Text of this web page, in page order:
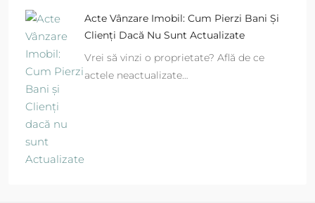
Acte Vânzare Imobil: Cum Pierzi Bani Și
Clienți Dacă Nu Sunt Actualizate
Vrei să vinzi o proprietate? Află de ce
actele neactualizate…